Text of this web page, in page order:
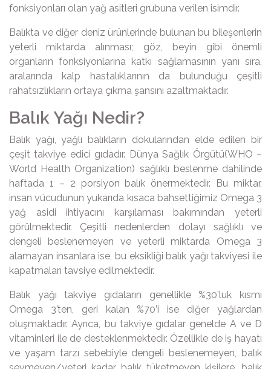
fonksiyonları olan yağ asitleri grubuna verilen isimdir.
Balıkta ve diğer deniz ürünlerinde bulunan bu bileşenlerin
yeterli miktarda alınması; göz, beyin gibi önemli
organların fonksiyonlarına katkı sağlamasının yanı sıra,
aralarında kalp hastalıklarının da bulunduğu çeşitli
rahatsızlıkların ortaya çıkma şansını azaltmaktadır.
Balık Yağı Nedir?
Balık yağı, yağlı balıkların dokularından elde edilen bir
çeşit takviye edici gıdadır. Dünya Sağlık Örgütü(WHO –
World Health Organization) sağlıklı beslenme dahilinde
haftada 1 – 2 porsiyon balık önermektedir. Bu miktar,
insan vücudunun yukarıda kısaca bahsettiğimiz Omega 3
yağ asidi ihtiyacını karşılaması bakımından yeterli
görülmektedir. Çeşitli nedenlerden dolayı sağlıklı ve
dengeli beslenemeyen ve yeterli miktarda Omega 3
alamayan insanlara ise, bu eksikliği balık yağı takviyesi ile
kapatmaları tavsiye edilmektedir.
Balık yağı takviye gıdaların genellikle %30’luk kısmı
Omega 3’ten, geri kalan %70’i ise diğer yağlardan
oluşmaktadır. Ayrıca, bu takviye gıdalar genelde A ve D
vitaminleri ile de desteklenmektedir. Özellikle de iş hayatı
ve yaşam tarzı sebebiyle dengeli beslenemeyen, balık